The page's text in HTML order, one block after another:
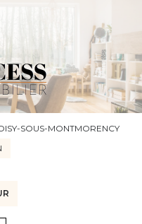
SOUS-MONTMORENCY